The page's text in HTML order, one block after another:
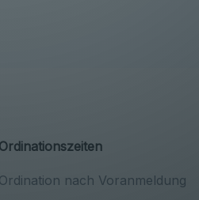
Ordinationszeiten
Ordination nach Voranmeldung